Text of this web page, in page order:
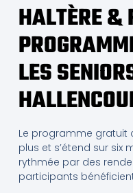
HALTÈRE &
LES
Le programme gratuit
plus et s’étend sur six
rythmée par des
participants